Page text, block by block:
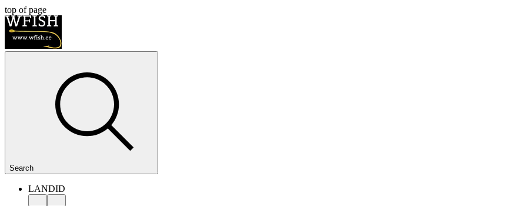
top of page
Search
LANDID